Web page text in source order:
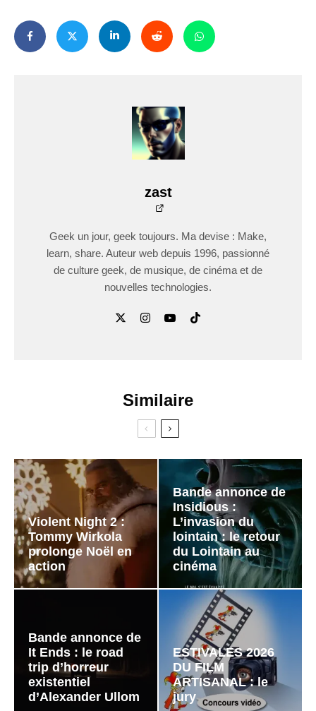
zast
Geek un jour, geek toujours. Ma devise : Make,
learn, share. Auteur web depuis 1996, passionné
de culture geek, de musique, de cinéma et de
nouvelles technologies.
Similaire
Violent Night 2 :
Tommy Wirkola
prolonge Noël en
action
Bande annonce de
Insidious :
L’invasion du
lointain : le retour
du Lointain au
cinéma
Bande annonce de
It Ends : le road
trip d’horreur
existentiel
d’Alexander Ullom
ESTIVALES 2026
DU FILM
ARTISANAL : le
jury